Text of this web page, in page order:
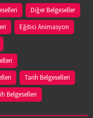
Diğer Belgeseller
Eğitici Animasyon
Tarih Belgeselleri
Belgeselleri